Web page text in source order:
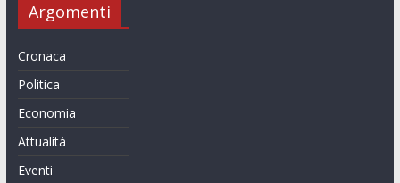
Argomenti
Cronaca
Politica
Economia
Attualità
Eventi